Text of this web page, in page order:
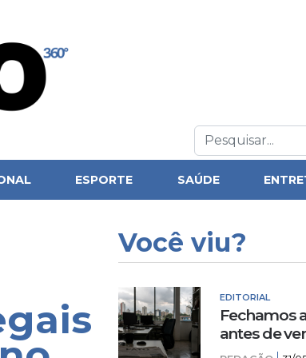
ESPORTE SAÚDE
Você viu?
EDITORIAL
Fechamos
antes de